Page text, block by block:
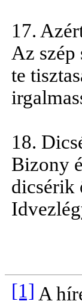
17.
Az szép
te
18.
Bizony
dicsérik
[1] A